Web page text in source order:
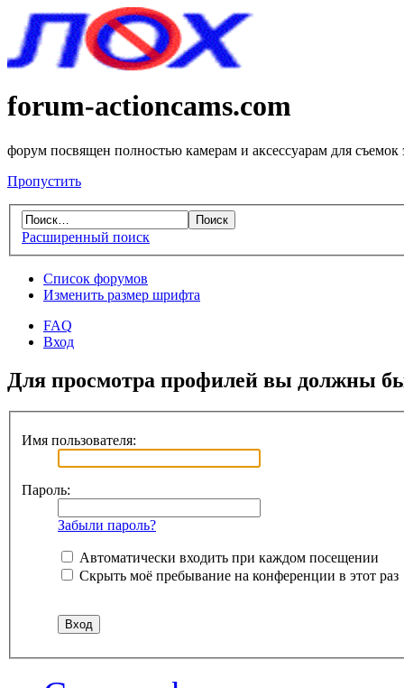
forum-actioncams.com
форум посвящен полностью камерам и аксессуарам для съемок
Пропустить
Расширенный поиск
Список форумов
Изменить размер шрифта
FAQ
Вход
Для просмотра профилей вы должны
Имя пользователя:
Пароль:
Забыли пароль?
Автоматически входить при каждом посещении
Скрыть моё пребывание на конференции в этот раз